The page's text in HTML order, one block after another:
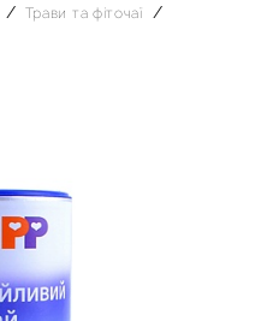
Трави та фіточаї